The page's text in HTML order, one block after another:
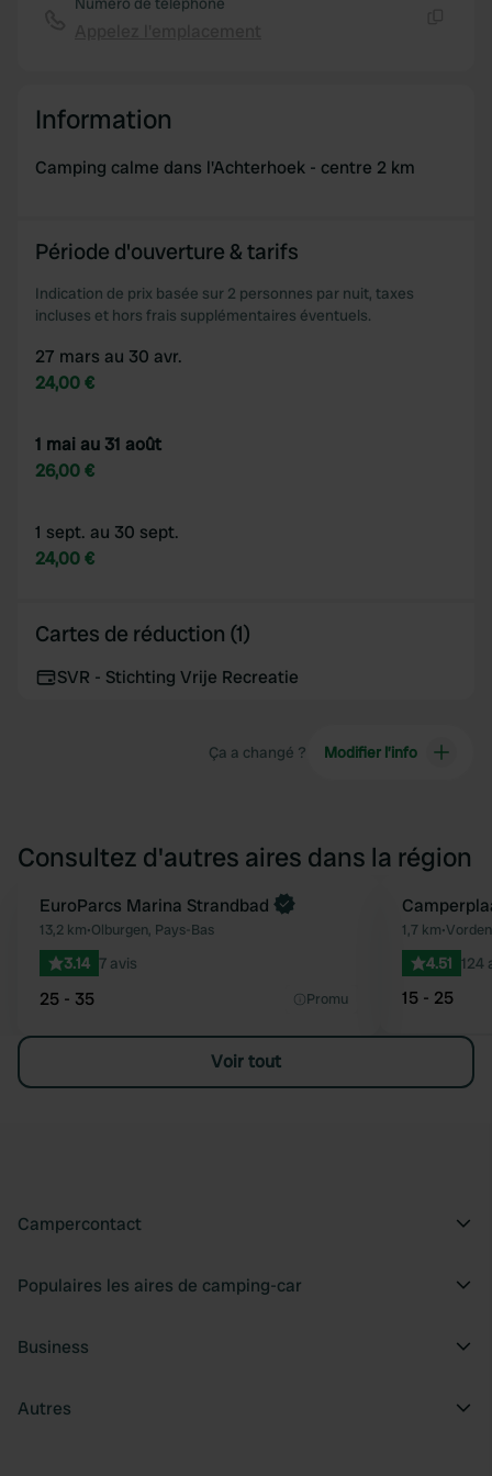
Information
Camping calme dans l'Achterhoek - centre 2 km
Période d'ouverture & tarifs
Indication de prix basée sur 2 personnes par nuit, taxes
incluses et hors frais supplémentaires éventuels.
27 mars au 30 avr.
24,00 €
1 mai au 31 août
26,00 €
1 sept. au 30 sept.
24,00 €
Cartes de réduction (1)
SVR - Stichting Vrije Recreatie
Ça a changé ? Modifier l’info
Consultez d'autres aires dans la région
Préféré
Reserve maintenant
EuroParcs Marina Strandbad
13,2 km•Olburgen, Pays-Bas
3.14 7 avis
25 - 35 Promu
Reserve
1,7 km•
4.51 124
15 - 25
Voir tout
Campercontact
Populaires les aires de camping-car
Business
Autres